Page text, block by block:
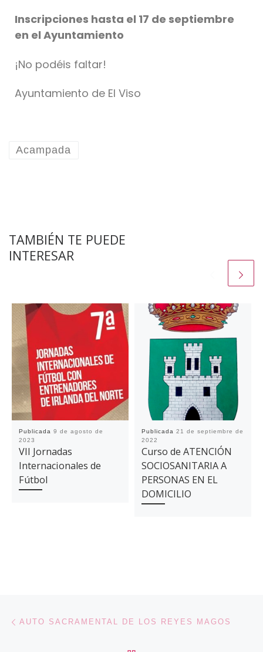
Inscripciones hasta el 17 de septiembre
en el Ayuntamiento
¡No podéis faltar!
Ayuntamiento de El Viso
Acampada
TAMBIÉN TE PUEDE
INTERESAR
Publicada 9 de agosto de
2023
VII Jornadas
Internacionales de
Fútbol
Publicada 21 de septiembre de
2022
Curso de ATENCIÓN
SOCIOSANITARIA A
PERSONAS EN EL
DOMICILIO
Navegación de entradas
AUTO SACRAMENTAL DE LOS REYES MAGOS